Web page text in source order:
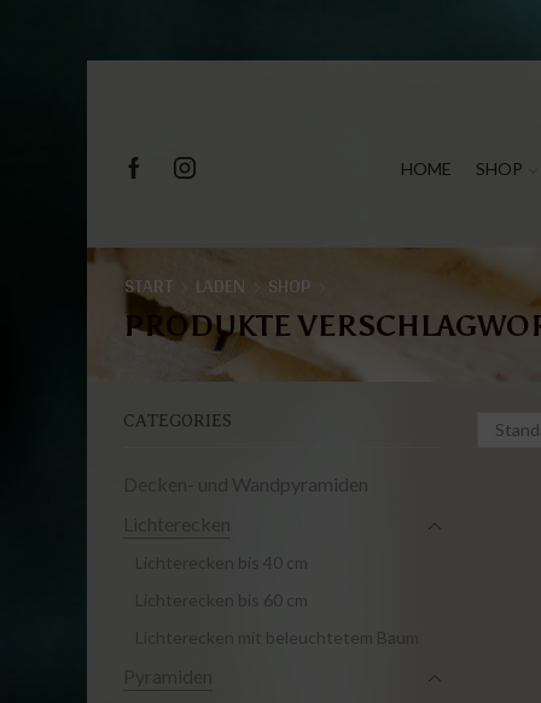
HOME SHOP
START LADEN
SHOP
PRODUKTE
CATEGORIES
Decken- und Wandpyramiden
Lichterecken
Lichterecken bis 40 cm
Lichterecken bis 60 cm
Lichterecken mit beleuchtetem Baum